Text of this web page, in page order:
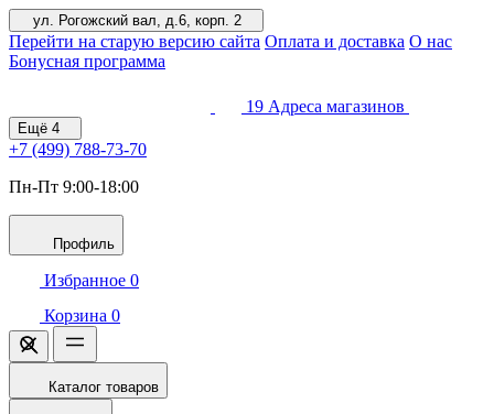
ул. Рогожский вал, д.6, корп. 2
Перейти на старую версию сайта Оплата и доставка О нас
Бонусная программа
19 Адреса магазинов
Ещё 4
+7 (499) 788-73-70
Пн-Пт 9:00-18:00
Профиль
Избранное 0
Корзина 0
Каталог товаров